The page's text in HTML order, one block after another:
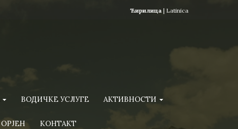
Ћирилица | Latinica
ВОДИЧКЕ УСЛУГЕ АКТИВНОСТИ
ОРЈЕН КОНТАКТ